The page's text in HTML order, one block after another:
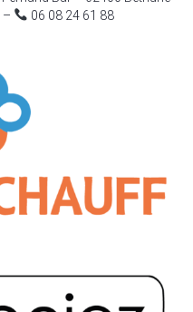
– 06 08 24 61 88